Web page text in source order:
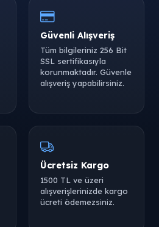
Güvenli Alışveriş
Tüm bilgileriniz 256 Bit
SSL sertifikasıyla
korunmaktadır. Güvenle
alışveriş yapabilirsiniz.
Ücretsiz Kargo
1500 TL ve üzeri
alışverişlerinizde kargo
ücreti ödemezsiniz.